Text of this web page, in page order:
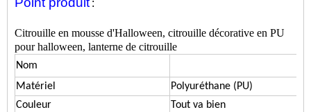
:
Citrouille en mousse d'Halloween, citrouille décorative en PU
pour halloween, lanterne de citrouille
Nom
Matériel
Polyuréthane (PU)
Couleur
Tout va bien